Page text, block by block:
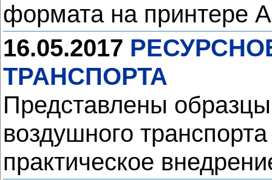
формата на принтере
16.05.2017
ТРАНСПОРТА
Представлены
воздушного
практическое